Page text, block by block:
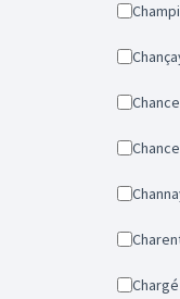
Chargé